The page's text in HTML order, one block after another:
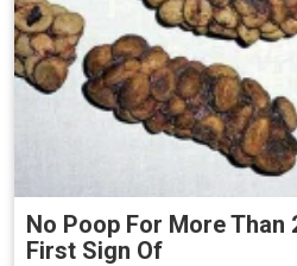
No Poop For More Than
First Sign Of